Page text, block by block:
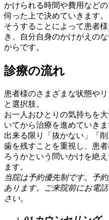
かけられる時間や費用など
伺った上で決めていきます。
そうすることによって患者
き、自分自身のかけがえの
からです。
診療の流れ
患者様のさまざまな状態や
と選択肢。
お一人おひとりの気持ちを
いてから治療を進めていきま
出来る限り「抜かない」「
歯を残すことを重視し、患
ろうかという問いかけを絶
ます。
当院は予約優先制です。予
あります。ご来院前にお電
さい。